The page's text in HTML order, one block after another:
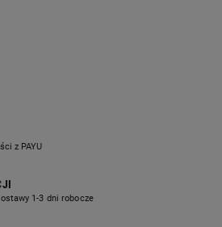
z PAYU
1-3 dni robocze